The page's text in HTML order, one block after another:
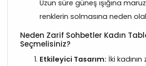
Uzun süre güneş ışığına
renklerin solmasına neden
Neden Zarif Sohbetler Kadın
Seçmelisiniz?
Etkileyici Tasarım: İki